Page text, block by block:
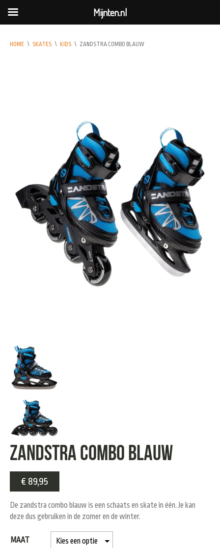
HOME \ SKATES \ KIDS \ ZANDSTRA COMBO BLAUW
ZANDSTRA COMBO BLAUW
€ 89,95
De zandstra combo blauw is een schaats en skate in één. Je kan
deze dus gebruiken in de zomer en de winter.
MAAT
Mijnten.nl